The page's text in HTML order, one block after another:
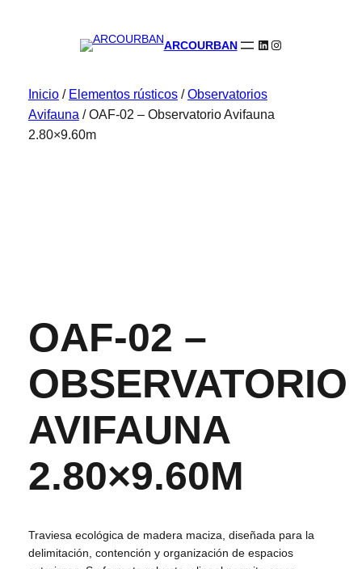
ARCOURBAN LinkedIn
Instagram
Inicio/ Elementos rústicos/Observatorios
Avifauna / OAF-02 – Observatorio Avifauna
2.80×9.60m
OAF-02 –
OBSERVATORIO
AVIFAUNA
2.80×9.60M
Traviesa ecológica de madera maciza, diseñada para la
delimitación, contención y organización de espacios